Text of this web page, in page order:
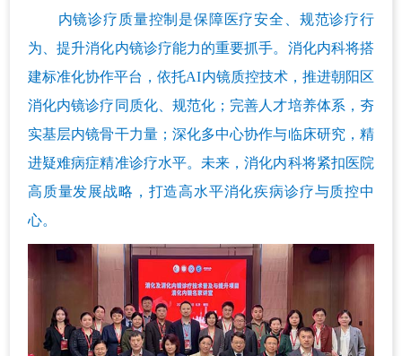
内镜诊疗质量控制是保障医疗安全、规范诊疗行
为、提升消化内镜诊疗能力的重要抓手。消化内科将搭
建标准化协作平台，依托AI内镜质控技术，推进朝阳区
消化内镜诊疗同质化、规范化；完善人才培养体系，夯
实基层内镜骨干力量；深化多中心协作与临床研究，精
进疑难病症精准诊疗水平。未来，消化内科将紧扣医院
高质量发展战略，打造高水平消化疾病诊疗与质控中
心。